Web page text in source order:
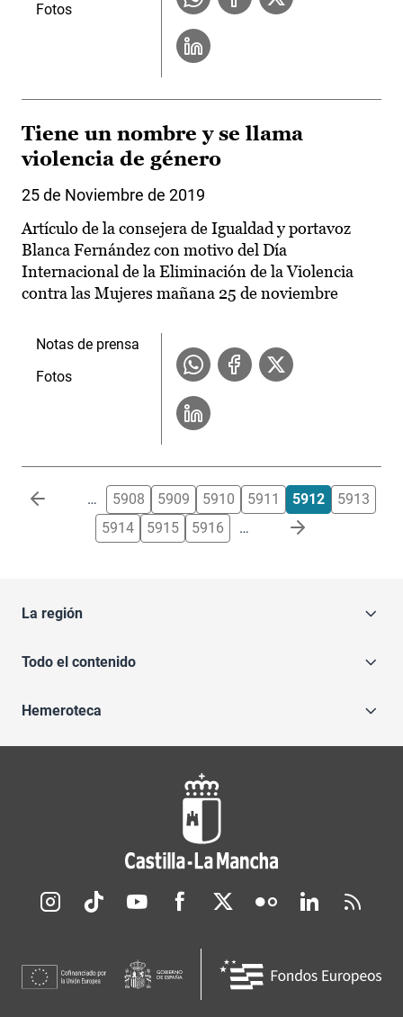
Fotos
Tiene un nombre y se llama
violencia de género
25 de Noviembre de 2019
Artículo de la consejera de Igualdad y portavoz
Blanca Fernández con motivo del Día
Internacional de la Eliminación de la Violencia
contra las Mujeres mañana 25 de noviembre
Notas de prensa
Fotos
Paginación … 5908 5909 5910 5911 5912
5913
5914
5915 5916 …
La región
Todo el contenido
Hemeroteca
Redes sociales JCCM